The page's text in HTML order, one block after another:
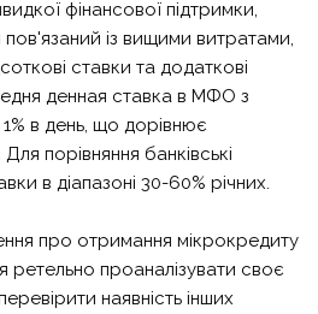
фінансової підтримки,
із вищими витратами,
ставки та додаткові
денная ставка в МФО з
в день, що дорівнює
порівняння банківські
в діапазоні 30-60% річних.
про отримання мікрокредиту
проаналізувати своє
наявність інших